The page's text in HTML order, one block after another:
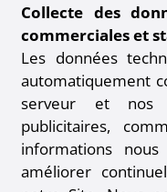
Collecte des
commerciales et
Les données
automatiquement
serveur et nos
publicitaires,
informations
améliorer